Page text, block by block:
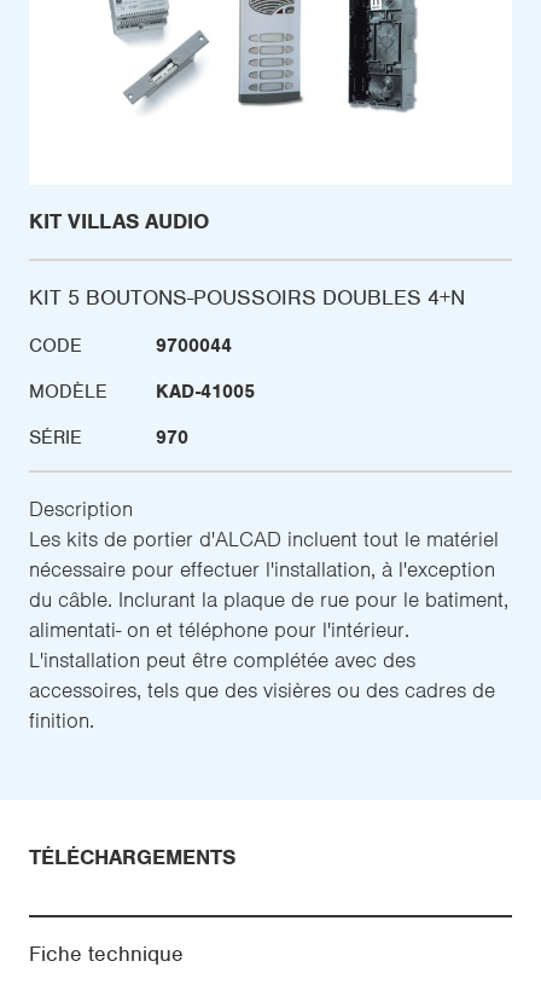
KIT VILLAS AUDIO
KIT 5 BOUTONS-POUSSOIRS DOUBLES 4+N
CODE
9700044
MODÈLE
KAD-41005
SÉRIE
970
Description
Les kits de portier d'ALCAD incluent tout le matériel
nécessaire pour effectuer l'installation, à l'exception
du câble. Inclurant la plaque de rue pour le batiment,
alimentati- on et téléphone pour l'intérieur.
L'installation peut être complétée avec des
accessoires, tels que des visières ou des cadres de
finition.
TÉLÉCHARGEMENTS
Fiche technique